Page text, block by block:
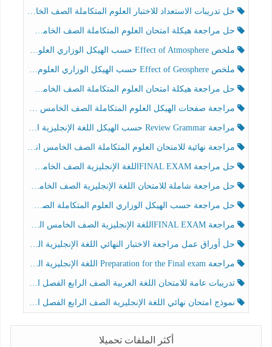
حل تدريبات الاستعداد للاختبار العلوم المتكاملة الصف الخامس عام الفصل الثالث
حل مراجعة هيكلة امتحان العلوم المتكاملة الصف الخامس انسبير الفصل الثالث
ملخص Effect of Atmosphere حسب الهيكل الوزاري العلوم المتكاملة الصف الخامس انسبير الفصل الثالث
ملخص Effect of Geosphere حسب الهيكل الوزاري العلوم المتكاملة الصف الخامس انسبير الفصل الثالث
حل مراجعة هيكلة امتحان العلوم المتكاملة الصف الخامس عام الفصل الثالث
مراجعة صفحات الهيكل العلوم المتكاملة الصف الخامس انسبير الفصل الثالث
مراجعة Review Grammar حسب الهيكل اللغة الإنجليزية الصف الخامس الفصل الثالث
مراجعة نهائية للامتحان العلوم المتكاملة الصف الخامس انسبير الفصل الثالث
حل مراجعة FINAL EXAMاللغة الإنجليزية الصف الخامس الفصل الثالث
حل مراجعة شاملة للامتحان اللغة الإنجليزية الصف الخامس الفصل الثالث
حل مراجعة حسب الهيكل الوزاري العلوم المتكاملة الصف الخامس عام الفصل الثالث
مراجعة FINAL EXAMاللغة الإنجليزية الصف الخامس الفصل الثالث
حل أوراق عمل مراجعة الاختبار النهائي اللغة الإنجليزية الصف الرابع الفصل الثالث
مراجعة Preparation for the Final exam اللغة الإنجليزية الصف الرابع الفصل الثالث
تدريبات عامة للامتحان اللغة العربية الصف الرابع الفصل الثالث
نموذج امتحان نهائي اللغة الإنجليزية الصف الرابع الفصل الثالث
أكثر الملفات تحميلا